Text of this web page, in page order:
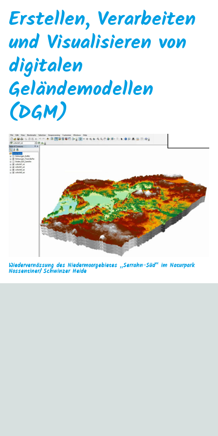
Erstellen, Verarbeiten
und Visualisieren von
digitalen
Geländemodellen
(DGM)
Wiedervernässung des Niedermoorgebietes „Serrahn-Süd“ im Naturpark
Nossentiner/ Schwinzer Heide